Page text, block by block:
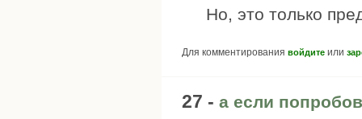
Но, это только
Для комментирования войдите или
27 - а если